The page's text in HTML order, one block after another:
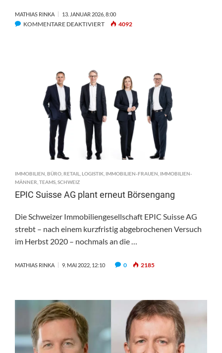
MATHIAS RINKA 13. JANUAR 2026, 8:00
KOMMENTARE DEAKTIVIERTFÜR
BÖRSENKOTIERTER
IMMOBILIENFONDS
IN
VORBEREITUNG
4092
IMMOBILIEN,BÜRO, RETAIL,LOGISTIK, IMMOBILIEN-FRAUEN, IMMOBILIEN-
MÄNNER,TEAMS,SCHWEIZ
EPIC Suisse AG plant erneut Börsengang
Die Schweizer Immobiliengesellschaft EPIC Suisse AG
strebt – nach einem kurzfristig abgebrochenen Versuch
im Herbst 2020 – nochmals an die …
MATHIAS RINKA 9. MAI 2022, 12:10 0 2185